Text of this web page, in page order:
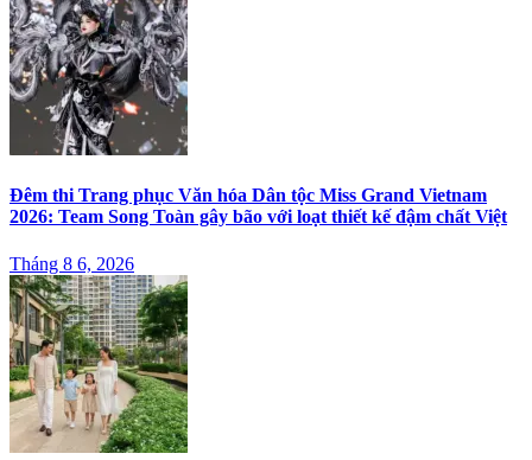
Đêm thi Trang phục Văn hóa Dân tộc Miss Grand Vietnam
2026: Team Song Toàn gây bão với loạt thiết kế đậm chất Việt
Tháng 8 6, 2026